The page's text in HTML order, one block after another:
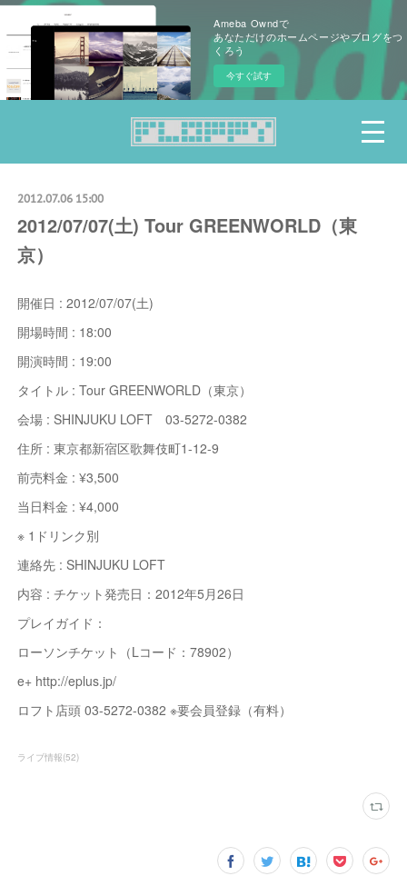
Ameba Owndで
あなただけのホームページやブログをつ
くろう
今すぐ試す
2012.07.06 15:00
2012/07/07(土) Tour GREENWORLD（東
京）
開催日 : 2012/07/07(土)
開場時間 : 18:00
開演時間 : 19:00
タイトル : Tour GREENWORLD（東京）
会場 : SHINJUKU LOFT 03-5272-0382
住所 : 東京都新宿区歌舞伎町1-12-9
前売料金 : ¥3,500
当日料金 : ¥4,000
※ 1ドリンク別
連絡先 : SHINJUKU LOFT
内容 : チケット発売日：2012年5月26日
プレイガイド：
ローソンチケット（Lコード：78902）
e+ http://eplus.jp/
ロフト店頭 03-5272-0382 ※要会員登録（有料）
ライブ情報(52)